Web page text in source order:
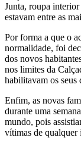
Junta, roupa
estavam entre as
Por forma a que o
normalidade, foi
dos novos
nos limites da
habilitavam os seus
Enfim, as novas
durante uma
mundo, pois
vítimas de qualquer